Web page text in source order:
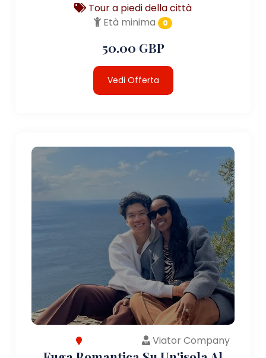
Tour a piedi della città
Età minima
0
50.00 GBP
Vedi Offerta
Viator Company